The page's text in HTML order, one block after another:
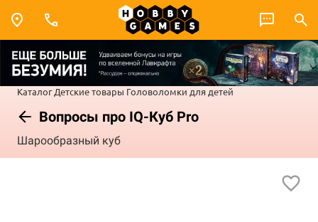
Каталог Детские товары Головоломки для детей
Вопросы про IQ-Куб Pro
Шарообразный куб